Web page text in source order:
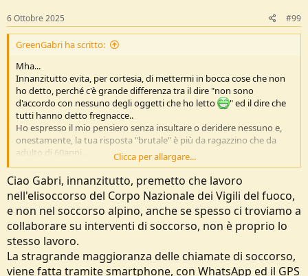
s
:
6 Ottobre 2025 #99
GreenGabri ha scritto:
Mha...
Innanzitutto evita, per cortesia, di mettermi in bocca cose che non
ho detto, perché c'è grande differenza tra il dire "non sono
d'accordo con nessuno degli oggetti che ho letto
" ed il dire che
tutti hanno detto fregnacce..
Ho espresso il mio pensiero senza insultare o deridere nessuno e,
onestamente, la tua risposta "brutale" è più da ragazzino che da
adulto di 60anni..
Ho interpretato la domanda come "oggetto utile in caso di
emergenza", e bè, ribadisco che, secondo me, nei più dei 12.000
interventi fatti nel 2024 dal soccorso alpino, nessuno delle persone
in difficoltà avrebbe scambiato il proprio telefono per un poncho o
un coltello...
Lasciamo stare il fatto che può scaricarsi o rompersi perché questo
non cambia l'utilità estrema che da in caso di difficoltà.
Se poi la domanda è stata da me interpretata male, chiedo scusa...
Se si voleva solo "giocare" ai survivalisti allora ok, si parla di coltelli e
Clicca per allargare...
Ciao Gabri, innanzitutto, premetto che lavoro
nell'elisoccorso del Corpo Nazionale dei Vigili del fuoco,
e non nel soccorso alpino, anche se spesso ci troviamo a
collaborare su interventi di soccorso, non è proprio lo
stesso lavoro.
La stragrande maggioranza delle chiamate di soccorso,
viene fatta tramite smartphone, con WhatsApp ed il GPS